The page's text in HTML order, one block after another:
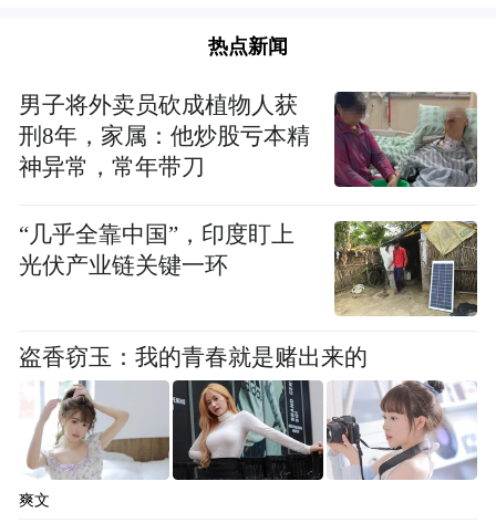
等，品类丰富、优质，均来自于佛教组织和
爱心企业的无偿捐赠，以远低于市场价格限
量义卖，所得善款将全部运用于“困境人群生
活救助”与“困境老人安养计划”的推进与发
作为此次义卖活动捐赠机构之一，缘渡提供
缘渡一直秉持匠人精神，专注打造传承和传
播传统文化的智能佛具，用智慧和大爱之心
服务于大众。更关注用户体验和应用场景的
方便、实用、节能环保的设计。
热点新闻
男子将外卖员砍成植物人获
刑8年，家属：他炒股亏本精
神异常，常年带刀
“几乎全靠中国”，印度盯上
光伏产业链关键一环
盗香窃玉：我的青春就是赌出来的
爽文